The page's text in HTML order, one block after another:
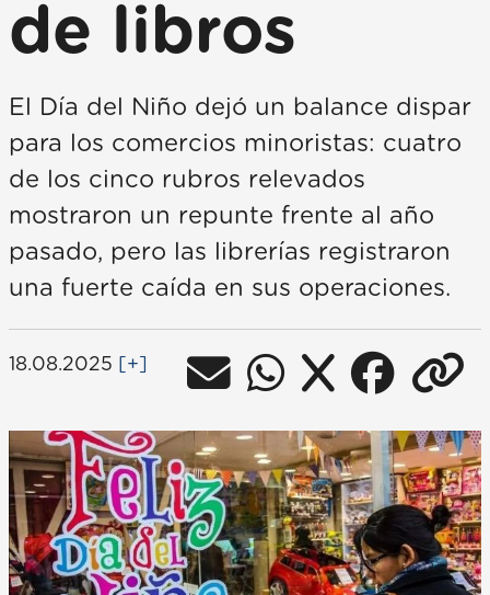
de libros
El Día del Niño dejó un balance dispar
para los comercios minoristas: cuatro
de los cinco rubros relevados
mostraron un repunte frente al año
pasado, pero las librerías registraron
una fuerte caída en sus operaciones.
18.08.2025 [+]